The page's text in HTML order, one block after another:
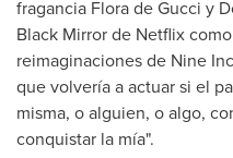
fragancia Flora de Gucci y
Black Mirror de Netflix
reimaginaciones de Nine
que volvería a actuar si el
misma, o alguien, o algo,
conquistar la mía".